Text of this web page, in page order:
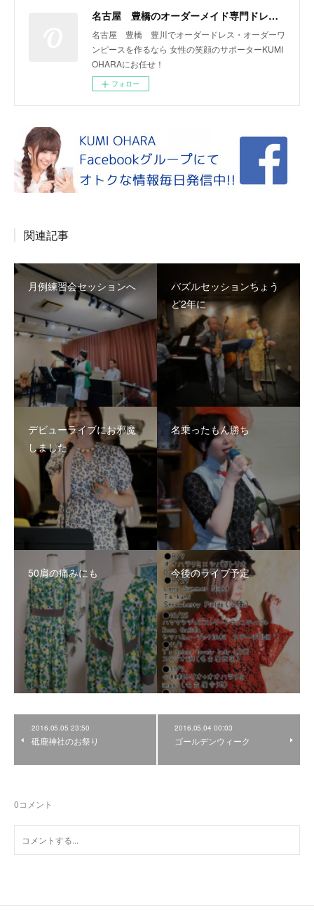
名古屋 豊橋のオーダーメイド専門ドレスデザイナー KUMI OHARA
名古屋 豊橋 豊川でオーダードレス・オーダーワ
ンピースを作るなら 女性の笑顔のサポーターKUMI
OHARAにお任せ！
フォロー
関連記事
月例練習会セッションへ
バズルセッションちょう
ど2年に
デビューライブにお邪魔
しました
名乗ったもん勝ち
50肩の痛みにも 今後のライブ予定
2016.05.05 23:50
砥鹿神社のお祭り
2016.05.04 00:03
ゴールデンウィーク
0コメント